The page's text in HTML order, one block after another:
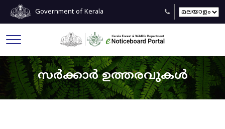
Government of Kerala
സർക്കാർ ഉത്തരവുകൾ